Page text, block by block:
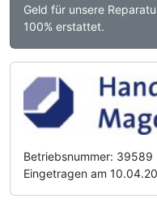
Geld für unsere
100% erstattet.
Betriebsnummer: 39589
Eingetragen am